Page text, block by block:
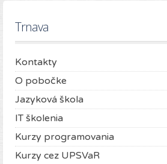
Trnava
Kontakty
O pobočke
Jazyková škola
IT školenia
Kurzy programovania
Kurzy cez UPSVaR